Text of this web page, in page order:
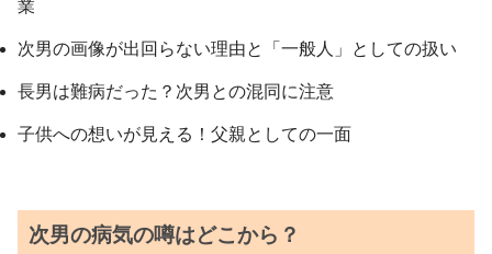
業
次男の画像が出回らない理由と「一般人」としての扱い
長男は難病だった？次男との混同に注意
子供への想いが見える！父親としての一面
次男の病気の噂はどこから？